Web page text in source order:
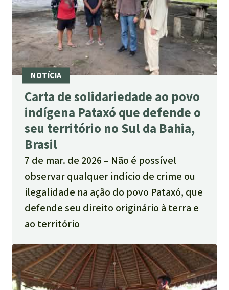
Carta de solidariedade ao povo
indígena Pataxó que defende o
seu território no Sul da Bahia,
Brasil
7 de mar. de 2026
Não é possível
observar qualquer indício de crime ou
ilegalidade na ação do povo Pataxó, que
defende seu direito originário à terra e
ao território